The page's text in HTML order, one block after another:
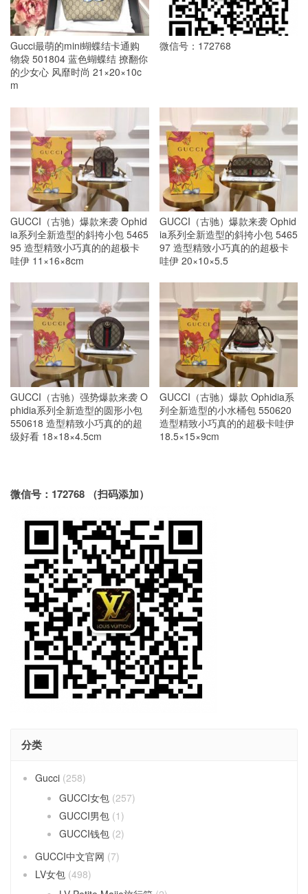
Gucci最萌的mini蝴蝶结卡通购
物袋 501804 蓝色蝴蝶结 撩翻你
的少女心 风靡时尚 21×20×10c
m
微信号：172768
GUCCI（古驰）爆款来袭 Ophid
ia系列全新造型的斜挎小包 5465
95 造型精致小巧真的的超极卡
哇伊 11×16×8cm
GUCCI（古驰）爆款来袭 Ophid
ia系列全新造型的斜挎小包 5465
97 造型精致小巧真的的超极卡
哇伊 20×10×5.5
GUCCI（古驰）强势爆款来袭 O
phidia系列全新造型的圆形小包
550618 造型精致小巧真的的超
级好看 18×18×4.5cm
GUCCI（古驰）爆款 Ophidia系
列全新造型的小水桶包 550620
造型精致小巧真的的超极卡哇伊
18.5×15×9cm
微信号：172768 （扫码添加）
分类
Gucci (258)
GUCCI女包 (257)
GUCCI男包 (1)
GUCCI钱包 (2)
GUCCI中文官网 (7)
LV女包 (498)